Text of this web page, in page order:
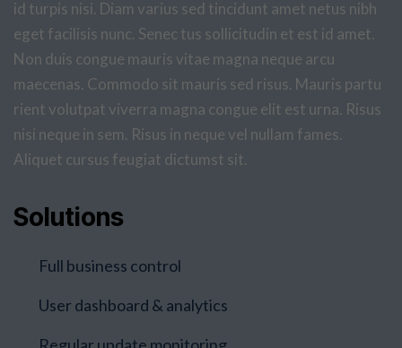
id turpis nisi. Diam varius sed tincidunt amet netus nibh
eget facilisis nunc. Senec tus sollicitudin et est id amet.
Non duis congue mauris vitae magna neque arcu
maecenas. Commodo sit mauris sed risus. Mauris partu
rient volutpat viverra magna congue elit est urna. Risus
nisi neque in sem. Risus in neque vel nullam fames.
Aliquet cursus feugiat dictumst sit.
Solutions
Full business control
User dashboard & analytics